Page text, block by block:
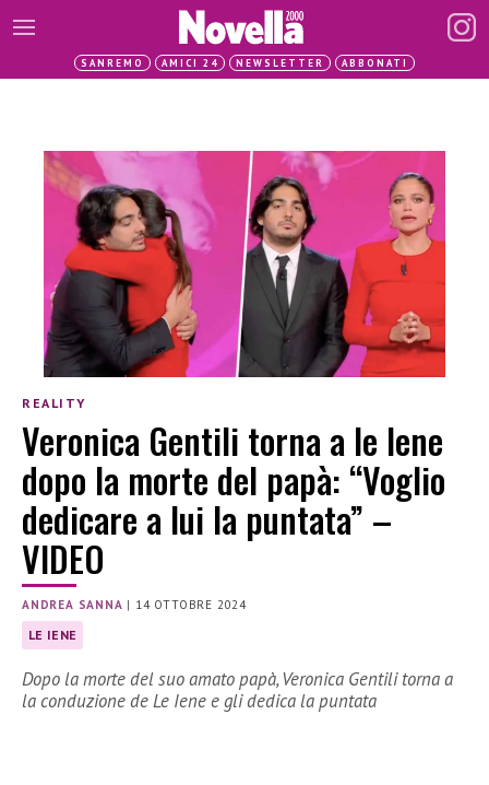
SANREMO AMICI 24 NEWSLETTER ABBONATI
REALITY
Veronica Gentili torna a le Iene
dopo la morte del papà: “Voglio
dedicare a lui la puntata” –
VIDEO
ANDREA SANNA | 14 OTTOBRE 2024
LE IENE
Dopo la morte del suo amato papà, Veronica Gentili torna a
la conduzione de Le Iene e gli dedica la puntata